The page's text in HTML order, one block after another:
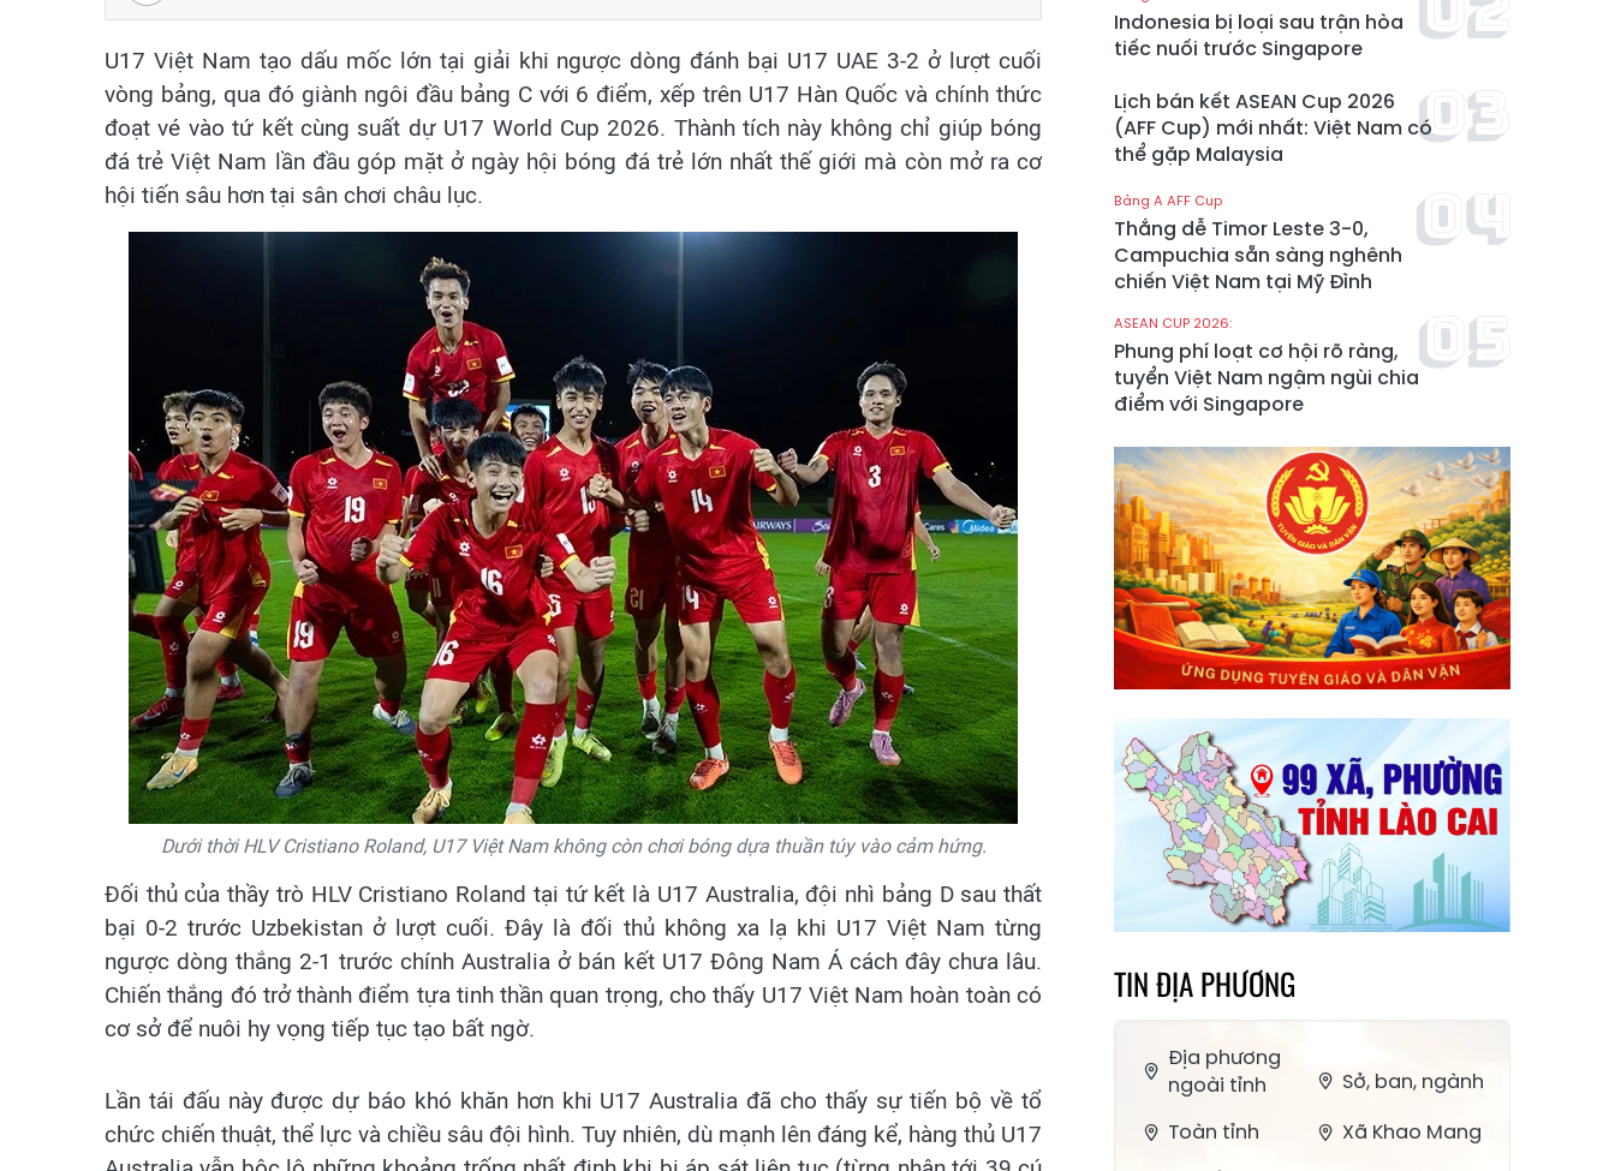
U17 Việt Nam tạo dấu mốc lớn tại giải khi ngược dòng đánh bại U17 UAE 3-2 ở lượt cuối
vòng bảng, qua đó giành ngôi đầu bảng C với 6 điểm, xếp trên U17 Hàn Quốc và chính thức
đoạt vé vào tứ kết cùng suất dự U17 World Cup 2026. Thành tích này không chỉ giúp bóng
đá trẻ Việt Nam lần đầu góp mặt ở ngày hội bóng đá trẻ lớn nhất thế giới mà còn mở ra cơ
hội tiến sâu hơn tại sân chơi châu lục.
Dưới thời HLV Cristiano Roland, U17 Việt Nam không còn chơi bóng dựa thuần túy vào cảm hứng.
Đối thủ của thầy trò HLV Cristiano Roland tại tứ kết là U17 Australia, đội nhì bảng D sau thất
bại 0-2 trước Uzbekistan ở lượt cuối. Đây là đối thủ không xa lạ khi U17 Việt Nam từng
ngược dòng thắng 2-1 trước chính Australia ở bán kết U17 Đông Nam Á cách đây chưa lâu.
Chiến thắng đó trở thành điểm tựa tinh thần quan trọng, cho thấy U17 Việt Nam hoàn toàn có
cơ sở để nuôi hy vọng tiếp tục tạo bất ngờ.
Lần tái đấu này được dự báo khó khăn hơn khi U17 Australia đã cho thấy sự tiến bộ về tổ
chức chiến thuật, thể lực và chiều sâu đội hình. Tuy nhiên, dù mạnh lên đáng kể, hàng thủ U17
Indonesia bị loại sau trận hòa
tiếc nuối trước Singapore
Lịch bán kết ASEAN Cup 2026
(AFF Cup) mới nhất: Việt Nam có
thể gặp Malaysia
Bảng A AFF Cup
Thắng dễ Timor Leste 3-0,
Campuchia sẵn sàng nghênh
chiến Việt Nam tại Mỹ Đình
ASEAN CUP 2026:
Phung phí loạt cơ hội rõ ràng,
tuyển Việt Nam ngậm ngùi chia
điểm với Singapore
TIN ĐỊA PHƯƠNG
Địa phương
ngoài tỉnh
Sở, ban, ngành
Toàn tỉnh
Xã Khao Mang